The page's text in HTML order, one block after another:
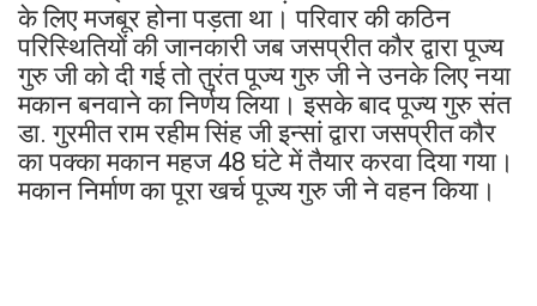
के लिए मजबूर होना पड़ता था। परिवार की कठिन
परिस्थितियों की जानकारी जब जसप्रीत कौर द्वारा पूज्य
गुरु जी को दी गई तो तुरंत पूज्य गुरु जी ने उनके लिए नया
मकान बनवाने का निर्णय लिया। इसके बाद पूज्य गुरु संत
डा. गुरमीत राम रहीम सिंह जी इन्सां द्वारा जसप्रीत कौर
का पक्का मकान महज 48 घंटे में तैयार करवा दिया गया।
मकान निर्माण का पूरा खर्च पूज्य गुरु जी ने वहन किया।